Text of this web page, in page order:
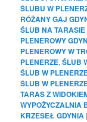
ŚLUBU W
RÓŻANY GAJ
ŚLUB NA TARASIE
PLENEROWY
PLENEROWY W
PLENERZE,ŚLUB
ŚLUB W
ŚLUB W
TARAS Z
WYPOŻYCZALNIA
KRZESEŁ GDYNIA